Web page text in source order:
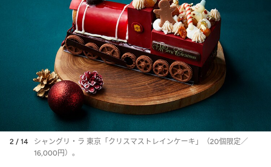
2 / 14
シャングリ・ラ 東京「クリスマストレインケーキ」（20個限定／
16,000円）。